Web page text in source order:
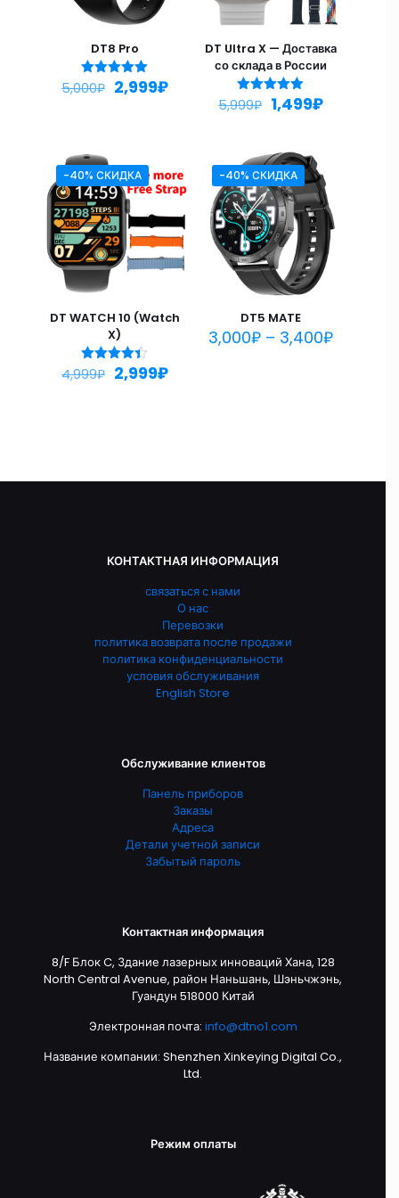
DT8 Pro
Оценка
5.00
5,000₽ 2,999₽
DT Ultra X — Доставка
со склада в России
Оценка
5.00
5,999₽ 1,499₽
-40% СКИДКА
DT WATCH 10 (Watch
X)
Оценка
4.33
4,999₽ 2,999₽
-40% СКИДКА
DT5 MATE
3,000₽ – 3,400₽
КОНТАКТНАЯ ИНФОРМАЦИЯ
связаться с нами
О нас
Перевозки
политика возврата после продажи
политика конфиденциальности
условия обслуживания
English Store
Обслуживание клиентов
Панель приборов
Заказы
Адреса
Детали учетной записи
Забытый пароль
Контактная информация
8/F Блок C, Здание лазерных инноваций Хана, 128
North Central Avenue, район Наньшань, Шэньчжэнь,
Гуандун 518000 Китай
Электронная почта: info@dtno1.com
Название компании: Shenzhen Xinkeying Digital Co.,
Ltd.
Режим оплаты